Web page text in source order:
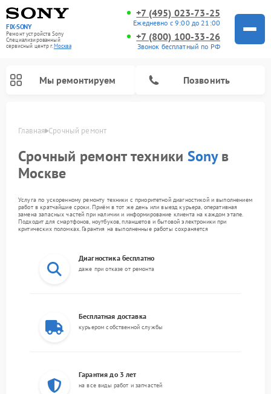
FIX-SONY
Ремонт устройств Sony
Специализированный
cервисный центр г.Москва
+7 (495) 023-73-25
Ежедневно с 9:00 до 21:00
+7 (800) 100-33-26
Звонок бесплатный по РФ
Мы ремонтируем Позвонить
Главная Срочный ремонт
Срочный ремонт техники Sonyв
Москве
Услуга по ускоренному ремонту техники с приоритетной диагностикой и выполнением
работ в кратчайшие сроки. Приём в тот же день или выезд курьера, оперативная
замена запасных частей при наличии и информирование клиента на каждом этапе.
Подходит для смартфонов, ноутбуков, планшетов и бытовой электроники при
критических поломках. Гарантия на выполненные работы сохраняется
Диагностика бесплатно
даже при отказе от ремонта
Бесплатная доставка
курьером собственной службы
Гарантия до 3 лет
на все виды работ и запчастей